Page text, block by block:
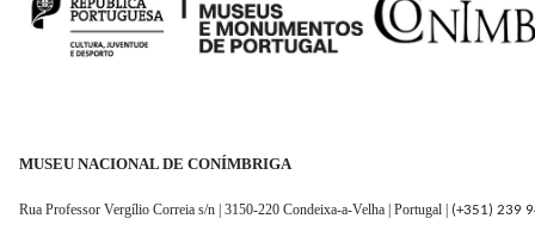
MUSEU NACIONAL DE CONÍMBRIGA
Rua Professor Vergílio Correia s/n | 3150-220 Condeixa-a-Velha | Portugal | (+351) 239